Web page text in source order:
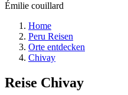
Émilie couillard
Home
Peru Reisen
Orte entdecken
Chivay
Reise Chivay